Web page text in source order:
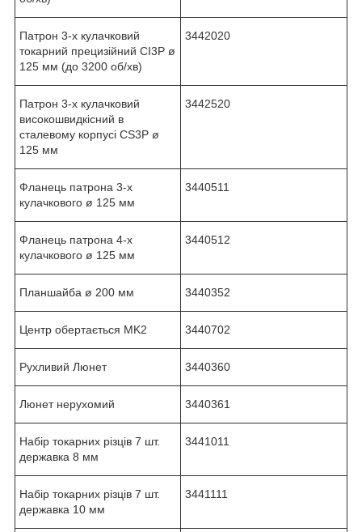
Патрон 3-х кулачковий
токарний прецизійний CI3P ø
125 мм (до 3200 об/хв)
3442020
Патрон 3-х кулачковий
високошвидкісний в
сталевому корпусі CS3P ø
125 мм
3442520
Фланець патрона 3-х
кулачкового ø 125 мм
3440511
Фланець патрона 4-х
кулачкового ø 125 мм
3440512
Планшайба ø 200 мм 3440352
Центр обертається MK2 3440702
Рухливий Люнет 3440360
Люнет нерухомий 3440361
Набір токарних різців 7 шт.
державка 8 мм
3441011
Набір токарних різців 7 шт.
державка 10 мм
3441111